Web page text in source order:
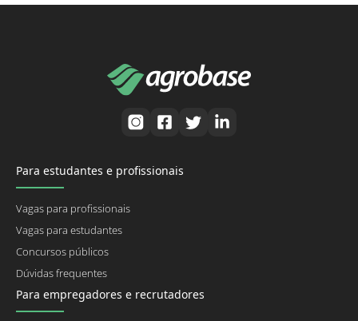
Para estudantes e profissionais
Vagas para profissionais
Vagas para estudantes
Concursos públicos
Dúvidas frequentes
Para empregadores e recrutadores